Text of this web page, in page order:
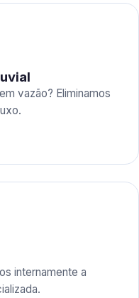
vazão? Eliminamos
internamente a